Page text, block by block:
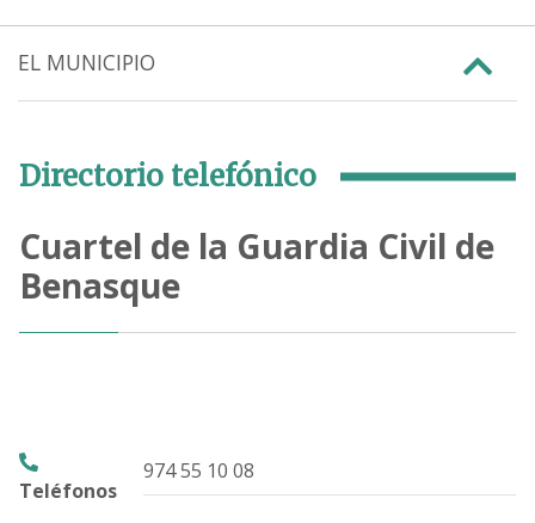
EL MUNICIPIO
Directorio telefónico
Cuartel de la Guardia Civil de
Benasque
Teléfonos
974 55 10 08